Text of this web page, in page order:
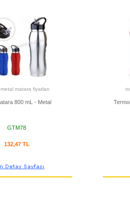
matara fiyatları
800 mL - Metal
GTM78
132,47 TL